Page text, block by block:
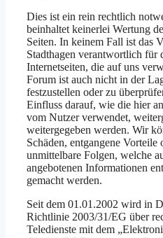
Dies ist ein rein rechtlich
beinhaltet keinerlei Wertung
Seiten. In keinem Fall ist das
Stadthagen verantwortlich für
Internetseiten, die auf uns
Forum ist auch nicht in der
festzustellen oder zu
Einfluss darauf, wie die hier
vom Nutzer verwendet,
weitergegeben werden. Wir
Schäden, entgangene
unmittelbare Folgen, welche
angebotenen Informationen
gemacht werden.
Seit dem 01.01.2002 wird in
Richtlinie 2003/31/EG über
Teledienste mit dem